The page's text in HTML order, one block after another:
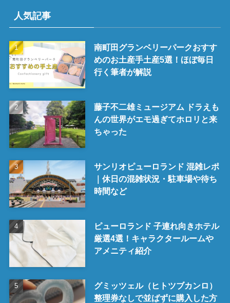
人気記事
南町田グランベリーパークおすす
めのお土産手土産5選！ほぼ毎日
行く筆者が解説
藤子不二雄ミュージアム ドラえも
んの世界がエモ過ぎてホロリと来
ちゃった
サンリオピューロランド 混雑レポ
｜休日の混雑状況・駐車場や待ち
時間など
ピューロランド 子連れ向きホテル
厳選4選！キャラクタールームや
アメニティ紹介
グミッツェル（ヒトツブカンロ）
整理券なしで並ばずに購入した方